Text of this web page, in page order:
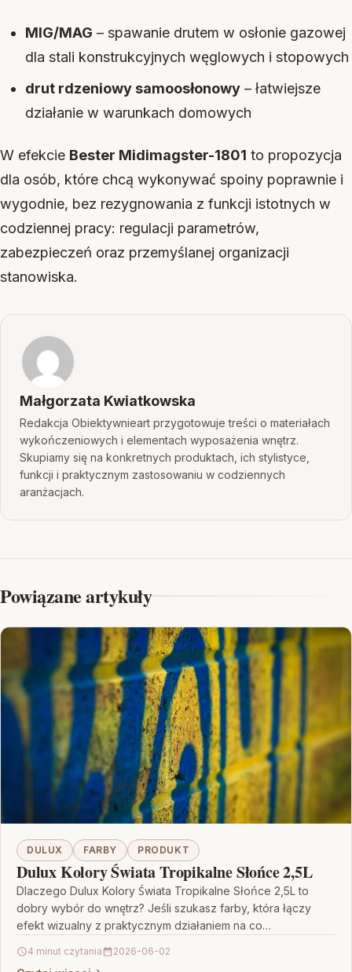
MIG/MAG – spawanie drutem w osłonie gazowej
dla stali konstrukcyjnych węglowych i stopowych
drut rdzeniowy samoosłonowy– łatwiejsze
działanie w warunkach domowych
W efekcie Bester Midimagster-1801 to propozycja
dla osób, które chcą wykonywać spoiny poprawnie i
wygodnie, bez rezygnowania z funkcji istotnych w
codziennej pracy: regulacji parametrów,
zabezpieczeń oraz przemyślanej organizacji
stanowiska.
Małgorzata Kwiatkowska
Redakcja Obiektywnieart przygotowuje treści o materiałach
wykończeniowych i elementach wyposażenia wnętrz.
Skupiamy się na konkretnych produktach, ich stylistyce,
funkcji i praktycznym zastosowaniu w codziennych
aranżacjach.
Powiązane artykuły
DULUX FARBY PRODUKT
Dulux Kolory Świata Tropikalne Słońce 2,5L
Dlaczego Dulux Kolory Świata Tropikalne Słońce 2,5L to
dobry wybór do wnętrz? Jeśli szukasz farby, która łączy
efekt wizualny z praktycznym działaniem na co…
4 minut czytania 2026-06-02